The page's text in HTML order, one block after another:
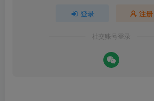
登录 注册
社交账号登录